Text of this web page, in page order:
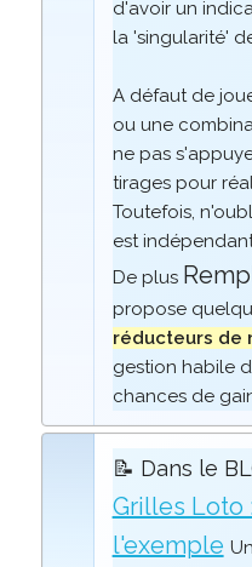
d'avoir un
la 'singularité'
A défaut de
ou une
ne pas
tirages pour
Toutefois,
est
De plus
propose
réducteurs de
gestion habile
chances de
📝 Dans le
Grilles Loto
l'exemple